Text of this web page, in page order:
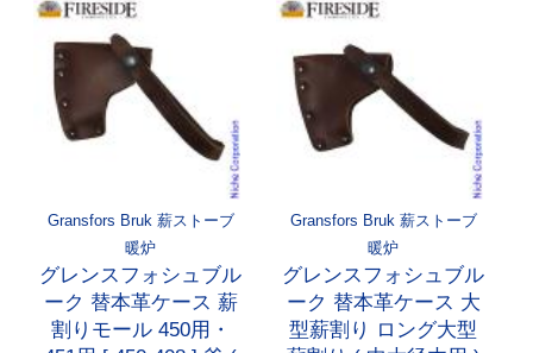
Gransfors Bruk 薪ストーブ
暖炉
グレンスフォシュブル
ーク 替本革ケース 薪
割りモール 450用・
Gransfors Bruk 薪ストーブ
暖炉
グレンスフォシュブル
ーク 替本革ケース 大
型薪割り ロング大型